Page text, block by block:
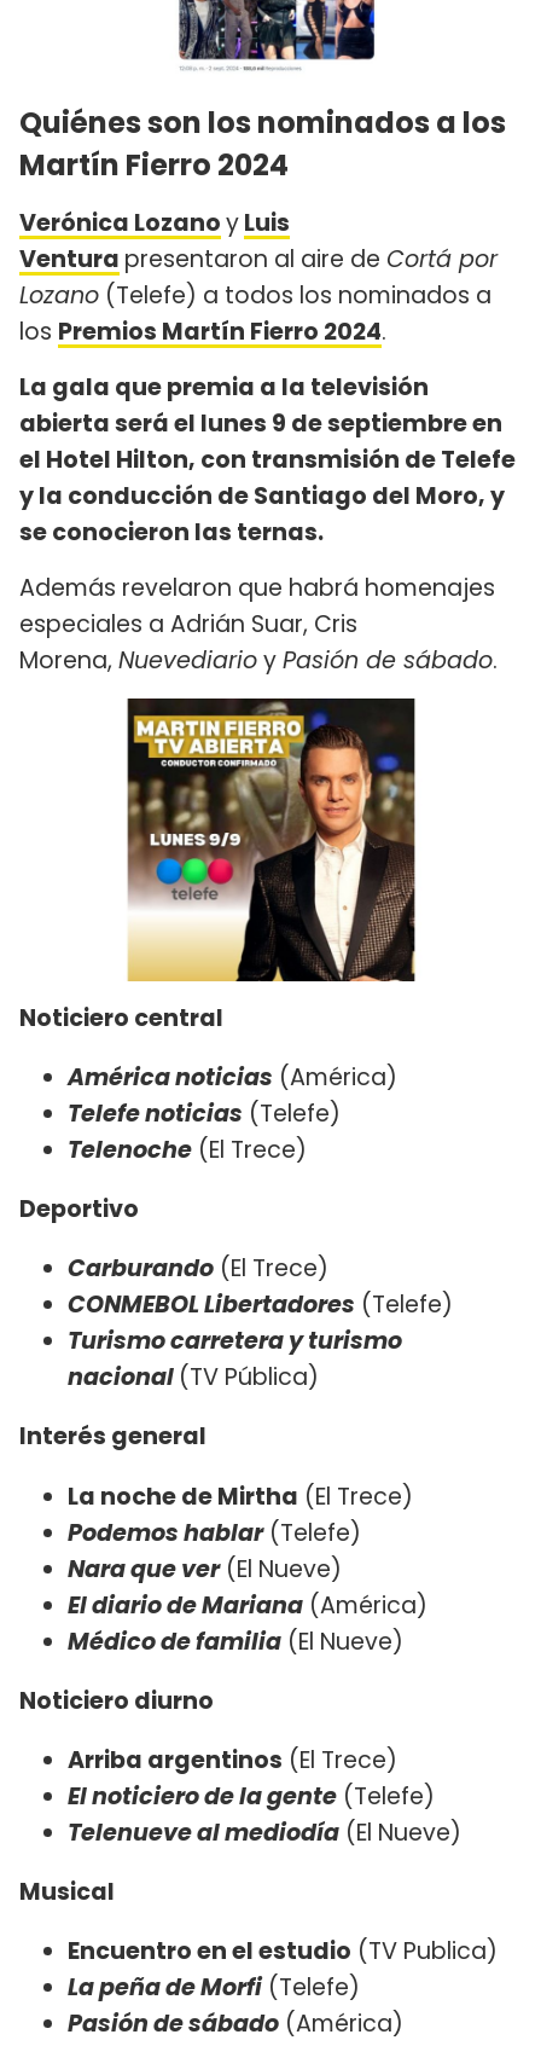
Quiénes son los nominados a los
Martín Fierro 2024
Verónica LozanoyLuis
Ventura presentaron al aire de Cortá por
Lozano (Telefe) a todos los nominados a
los Premios Martín Fierro 2024.
La gala que premia a la televisión
abierta será el lunes 9 de septiembre en
el Hotel Hilton, con transmisión de Telefe
y la conducción de Santiago del Moro, y
se conocieron las ternas.
Además revelaron que habrá homenajes
especiales a Adrián Suar, Cris
Morena, NuevediarioyPasión de sábado.
Noticiero central
América noticias (América)
Telefe noticias (Telefe)
Telenoche (El Trece)
Deportivo
Carburando (El Trece)
CONMEBOL Libertadores (Telefe)
Turismo carretera y turismo
nacional (TV Pública)
Interés general
La noche de Mirtha (El Trece)
Podemos hablar(Telefe)
Nara que ver(El Nueve)
El diario de Mariana (América)
Médico de familia (El Nueve)
Noticiero diurno
Arriba argentinos (El Trece)
El noticiero de la gente (Telefe)
Telenueve al mediodía (El Nueve)
Musical
Encuentro en el estudio (TV Publica)
La peña de Morfi(Telefe)
Pasión de sábado (América)